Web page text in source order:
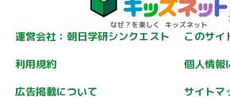
運営会社：朝日学研シンクエスト
このサイ
利用規約
個人情報
広告掲載について
サイトマ